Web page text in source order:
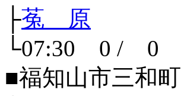
├菟 原
└07:30 0 / 0
■福知山市三和町